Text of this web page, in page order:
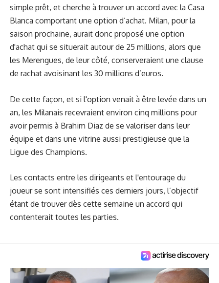
simple prêt, et cherche à trouver un accord avec la Casa
Blanca comportant une option d’achat. Milan, pour la
saison prochaine, aurait donc proposé une option
d'achat qui se situerait autour de 25 millions, alors que
les Merengues, de leur côté, conserveraient une clause
de rachat avoisinant les 30 millions d’euros.
De cette façon, et si l'option venait à être levée dans un
an, les Milanais recevraient environ cinq millions pour
avoir permis à Brahim Diaz de se valoriser dans leur
équipe et dans une vitrine aussi prestigieuse que la
Ligue des Champions.
Les contacts entre les dirigeants et l'entourage du
joueur se sont intensifiés ces derniers jours, l’objectif
étant de trouver dès cette semaine un accord qui
contenterait toutes les parties.